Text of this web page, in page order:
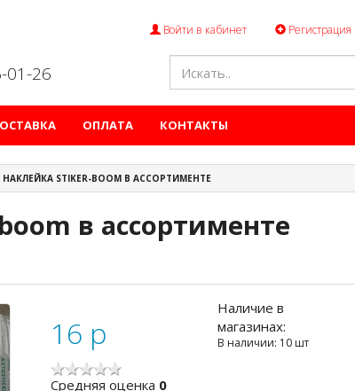
Войти в кабинет Регистрация
01-26
ОПЛАТА КОНТАКТЫ
НАКЛЕЙКА STIKER-BOOM В АССОРТИМЕНТЕ
в ассортименте
16 p
Cредняя оценка 0
Наличие в
магазинах:
В наличии: 10 шт